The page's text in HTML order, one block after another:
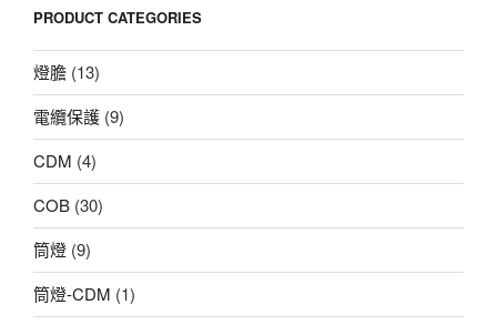
PRODUCT CATEGORIES
燈膽 (13)
電纜保護 (9)
CDM (4)
COB (30)
筒燈 (9)
筒燈-CDM (1)